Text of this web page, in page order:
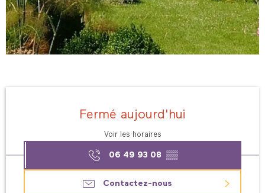
Fermé aujourd'hui
Voir les horaires
06 49 93 08 ▒▒
Contactez-nous